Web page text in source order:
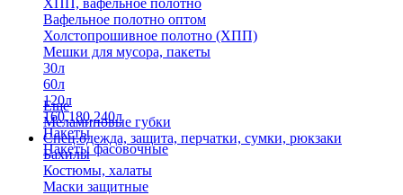
ХПП, вафельное полотно
Вафельное полотно оптом
Холстопрошивное полотно (ХПП)
Мешки для мусора, пакеты
30л
60л
120л
160,180,240л
Пакеты
Пакеты фасовочные
Еще
Меламиновые губки
Спец.одежда, защита, перчатки, сумки, рюкзаки
Бахилы
Костюмы, халаты
Маски защитные